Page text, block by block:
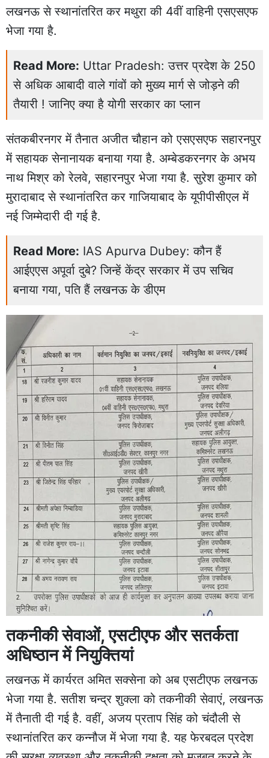
लखनऊ से स्थानांतरित कर मथुरा की 4वीं वाहिनी एसएसएफ
भेजा गया है.
Read More: Uttar Pradesh: उत्तर प्रदेश के 250
से अधिक आबादी वाले गांवों को मुख्य मार्ग से जोड़ने की
तैयारी ! जानिए क्या है योगी सरकार का प्लान
संतकबीरनगर में तैनात अजीत चौहान को एसएसएफ सहारनपुर
में सहायक सेनानायक बनाया गया है. अम्बेडकरनगर के अभय
नाथ मिश्र को रेलवे, सहारनपुर भेजा गया है. सुरेश कुमार को
मुरादाबाद से स्थानांतरित कर गाजियाबाद के यूपीपीसीएल में
नई जिम्मेदारी दी गई है.
Read More: IAS Apurva Dubey: कौन हैं
आईएएस अपूर्वा दुबे? जिन्हें केंद्र सरकार में उप सचिव
बनाया गया, पति हैं लखनऊ के डीएम
तकनीकी सेवाओं, एसटीएफ और सतर्कता
अधिष्ठान में नियुक्तियां
लखनऊ में कार्यरत अमित सक्सेना को अब एसटीएफ लखनऊ
भेजा गया है. सतीश चन्द्र शुक्ला को तकनीकी सेवाएं, लखनऊ
में तैनाती दी गई है. वहीं, अजय प्रताप सिंह को चंदौली से
स्थानांतरित कर कन्नौज में भेजा गया है. यह फेरबदल प्रदेश